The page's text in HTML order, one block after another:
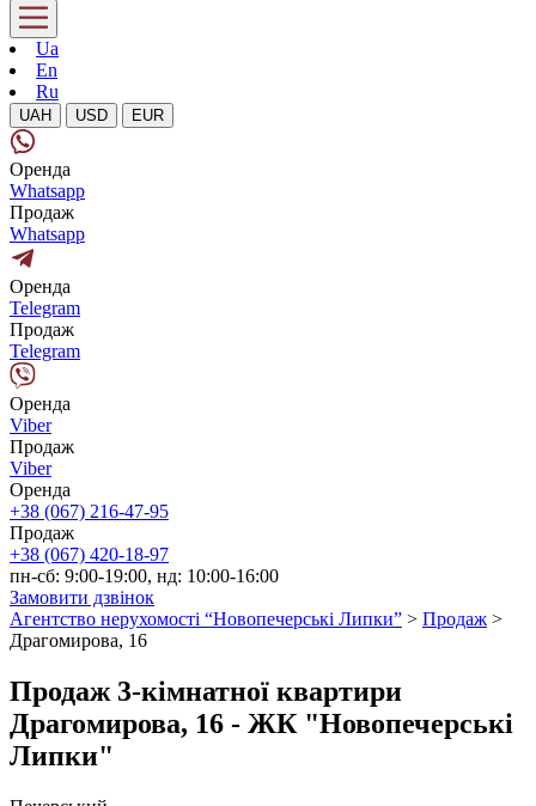
Ua
En
Ru
UAH USD EUR
Оренда
Whatsapp
Продаж
Whatsapp
Оренда
Telegram
Продаж
Telegram
Оренда
Viber
Продаж
Viber
Оренда
+38 (067) 216-47-95
Продаж
+38 (067) 420-18-97
пн-сб: 9:00-19:00, нд: 10:00-16:00
Замовити дзвінок
Агентство нерухомості “Новопечерські Липки” > Продаж >
Драгомирова, 16
Продаж 3-кімнатної квартири
Драгомирова, 16 - ЖК "Новопечерські
Липки"